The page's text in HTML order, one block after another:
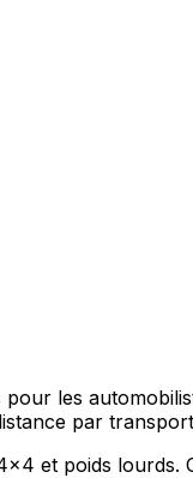
les
par
et poids lourds.